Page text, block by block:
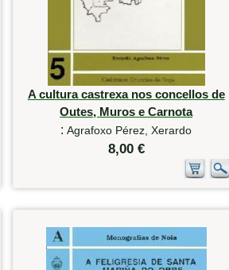
A cultura castrexa nos concellos de
Outes, Muros e Carnota
:Agrafoxo Pérez, Xerardo
8,00 €